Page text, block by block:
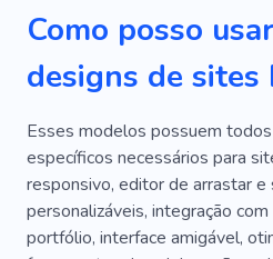
Promoção
Folha De
Relatório
Economia
Expectativa
Tempo
Comércio Eletrônico
Como posso
designs de sites
Esses modelos possuem
específicos necessários para
responsivo, editor de arrastar
personalizáveis, integração
portfólio, interface amigável,